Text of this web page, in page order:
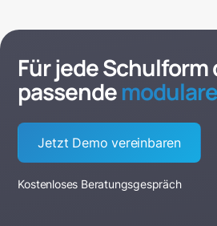
Für jede Schulform
passende
Jetzt Demo vereinbaren
Kostenloses Beratungsgespräch